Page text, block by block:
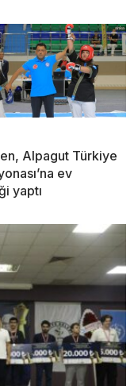
Alpagut Türkiye
ev
yaptı